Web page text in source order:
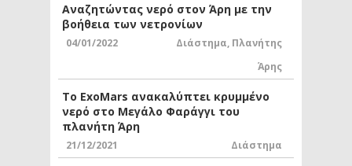
Αναζητώντας νερό στον Άρη με την
βοήθεια των νετρονίων
04/01/2022 Διάστημα, Πλανήτης
Άρης
Το ExoMars ανακαλύπτει κρυμμένο
νερό στο Μεγάλο Φαράγγι του
πλανήτη Άρη
21/12/2021 Διάστημα